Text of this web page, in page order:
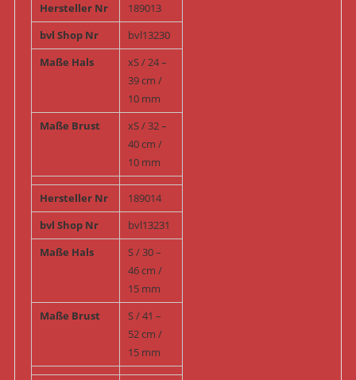
Hersteller Nr
189013
bvl Shop Nr
bvl13230
Maße Hals
xS / 24 –
39 cm /
10 mm
Maße Brust
xS / 32 –
40 cm /
10 mm
Hersteller Nr
189014
bvl Shop Nr
bvl13231
Maße Hals
S / 30 –
46 cm /
15 mm
Maße Brust
S / 41 –
52 cm /
15 mm